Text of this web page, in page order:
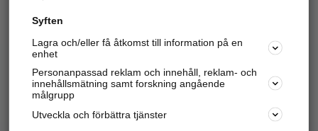
Hitta.se - Gratis nummerupplysning.
Sök företag, personer och platser.
Hitta telefonnummer, adresser, företagsinfo mm.
Marknadsför företaget
Syften
Lagra och/eller få åtkomst till information på en
enhet
Personanpassad reklam och innehåll, reklam- och
innehållsmätning samt forskning angående
målgrupp
Utveckla och förbättra tjänster